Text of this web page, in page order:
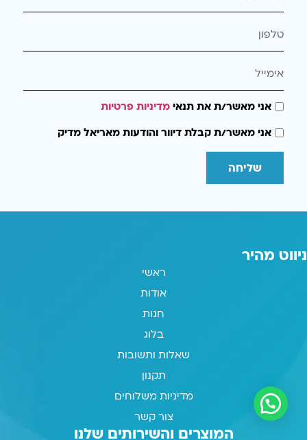
אני מאשר/ת את תנאימדיניות פרטיות
אני מאשר/ת קבלת דיוור והודעות מאריאל מדיק
שליחה
ניווט מהיר
ראשי
אודות
חנות
בלוג
שאלות ותשובות
תקנון
מדיניות משלוחים
צור קשר
המוצרים והשירותים שלנו